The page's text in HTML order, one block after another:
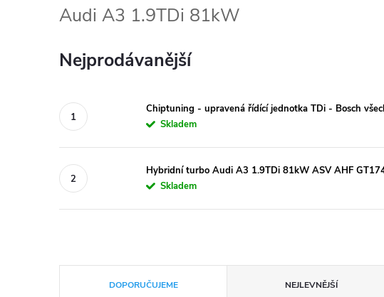
Audi A3 1.9TDi 81kW
Nejprodávanější
Chiptuning - upravená řídící jednotka TDi - Bosch
Skladem
Hybridní turbo Audi A3 1.9TDi 81kW ASV AHF
Skladem
DOPORUČUJEME NEJLEVNĚJŠÍ